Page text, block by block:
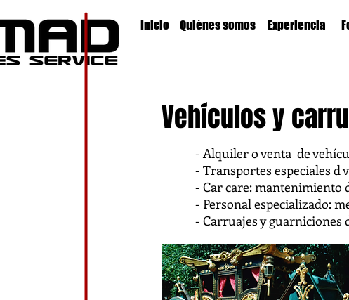
Inicio Quiénes somos Experiencia
Vehículos y
- Alquiler o venta de
- Transportes especiales d
- Car care: mantenimiento
- Personal especializado:
- Carruajes y guarniciones